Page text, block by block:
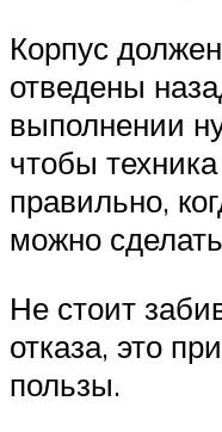
Корпус
отведены
выполнении
чтобы
правильно,
можно
Не стоит
отказа, это
пользы.